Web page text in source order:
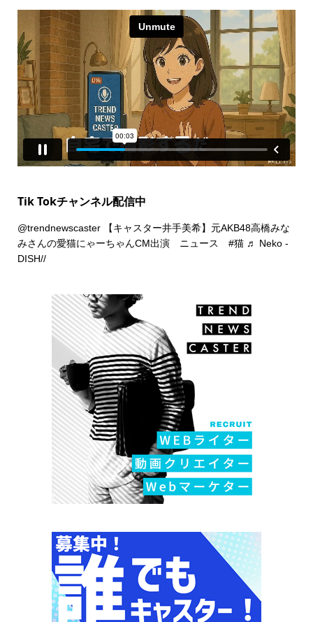
Tik Tokチャンネル配信中
@trendnewscaster【キャスター井手美希】元AKB48高橋みな
みさんの愛猫にゃーちゃんCM出演 ニュース #猫 ♬ Neko -
DISH//